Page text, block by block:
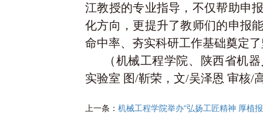
江教授的专业指导，不仅帮助申
化方向，更提升了教师们的申报
命中率、夯实科研工作基础奠定
（机械工程学院、陕西省机
实验室 图/靳荣，文/吴泽恩 审核/
上一条： 机械工程学院举办“弘扬工匠精神 厚植